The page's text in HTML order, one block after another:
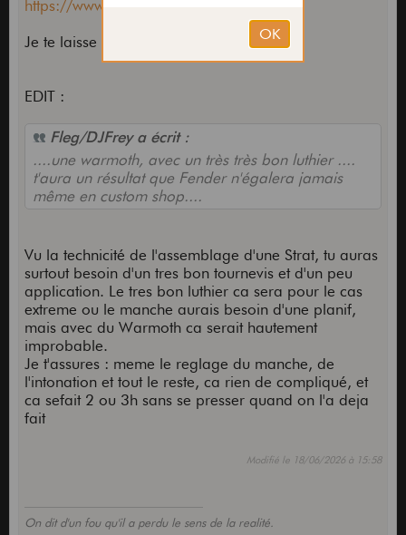
https://www.thomann.fr/harley_(...)b.htm
Je te laisse comparer les specs :
:
EDIT :
Fleg/DJFrey a écrit :
....une warmoth, avec un très très bon luthier ....
t'aura un résultat que Fender n'égalera jamais
même en custom shop....
Vu la technicité de l'assemblage d'une Strat, tu auras
surtout besoin d'un tres bon tournevis et d'un peu
application. Le tres bon luthier ca sera pour le cas
extreme ou le manche aurais besoin d'une planif,
mais avec du Warmoth ca serait hautement
improbable.
Je t'assures : meme le reglage du manche, de
l'intonation et tout le reste, ca rien de compliqué, et
ca sefait 2 ou 3h sans se presser quand on l'a deja
fait
Modifié le 18/06/2026 à 15:58
On dit d'un fou qu'il a perdu le sens de la realité.